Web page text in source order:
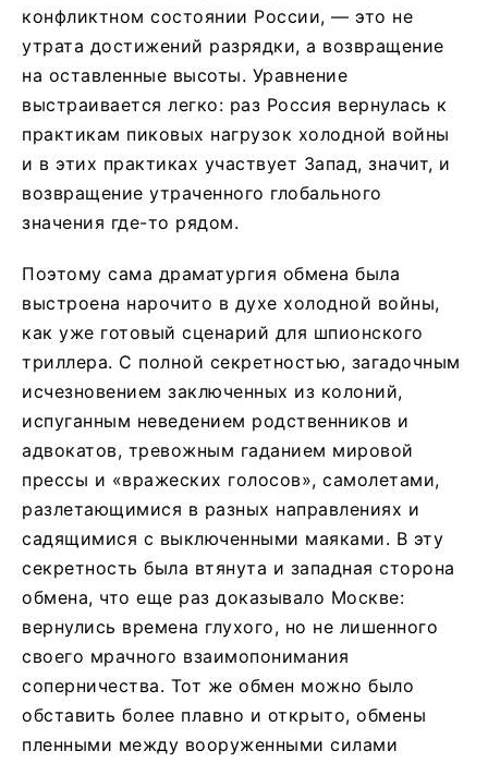
конфликтном состоянии России, — это не
утрата достижений разрядки, а возвращение
на оставленные высоты. Уравнение
выстраивается легко: раз Россия вернулась к
практикам пиковых нагрузок холодной войны
и в этих практиках участвует Запад, значит, и
возвращение утраченного глобального
значения где-то рядом.
Поэтому сама драматургия обмена была
выстроена нарочито в духе холодной войны,
как уже готовый сценарий для шпионского
триллера. С полной секретностью, загадочным
исчезновением заключенных из колоний,
испуганным неведением родственников и
адвокатов, тревожным гаданием мировой
прессы и «вражеских голосов», самолетами,
разлетающимися в разных направлениях и
садящимися с выключенными маяками. В эту
секретность была втянута и западная сторона
обмена, что еще раз доказывало Москве:
вернулись времена глухого, но не лишенного
своего мрачного взаимопонимания
соперничества. Тот же обмен можно было
обставить более плавно и открыто, обмены
пленными между вооруженными силами